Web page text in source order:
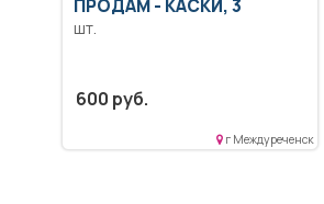
ПРОДАМ - КАСКИ, 3
шт.
600 руб.
г Междуреченск